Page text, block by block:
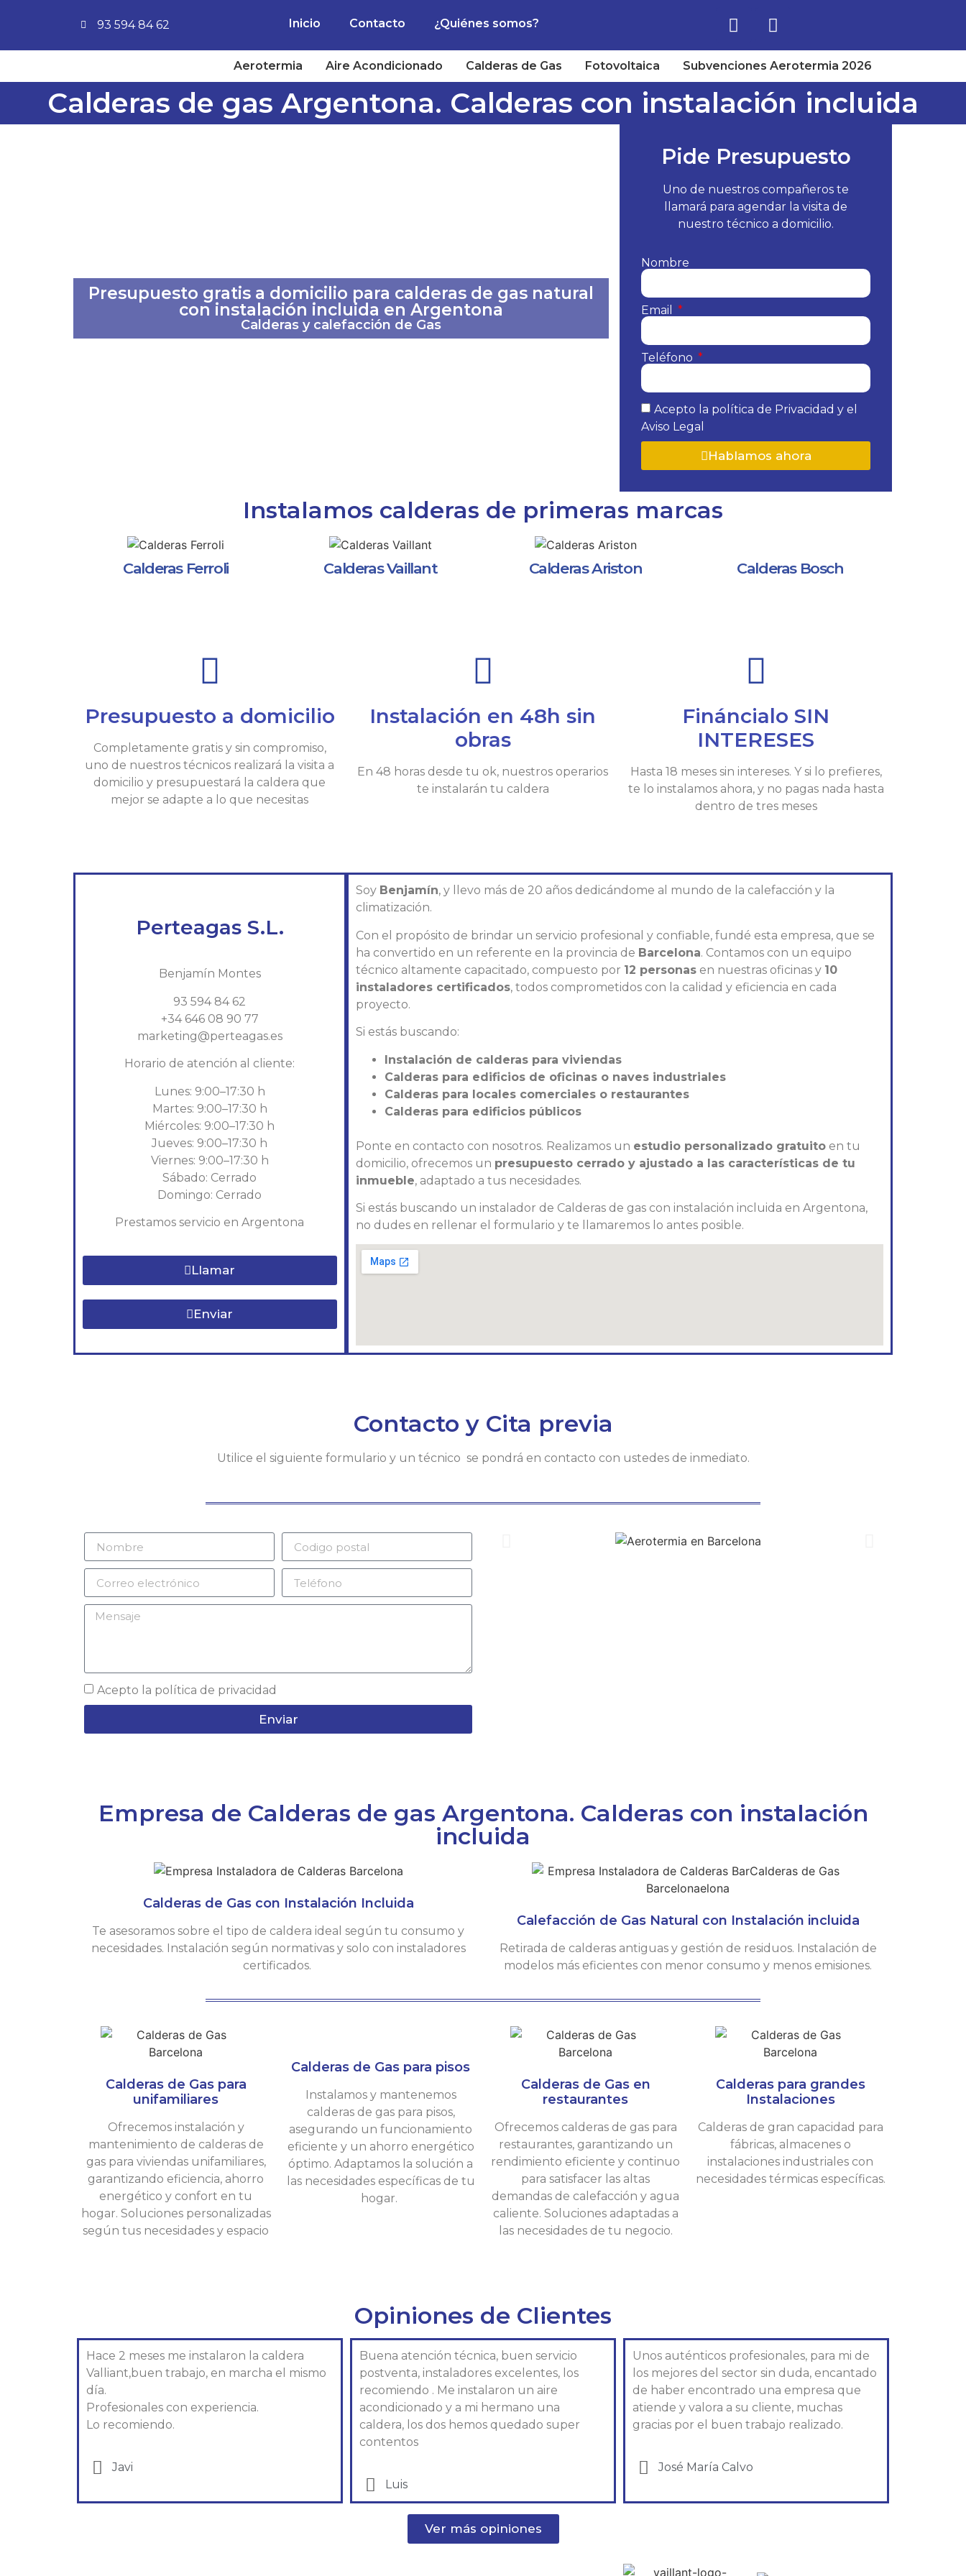
93 594 84 62 Inicio Contacto ¿Quiénes somos?
Aerotermia Aire Acondicionado Calderas de Gas Fotovoltaica Subvenciones Aerotermia 2026
Calderas de gas Argentona. Calderas con instalación incluida
Presupuesto gratis a domicilio para calderas de gas natural
con instalación incluida en Argentona
Calderas y calefacción de Gas
Pide Presupuesto
Uno de nuestros compañeros te
llamará para agendar la visita de
nuestro técnico a domicilio.
Nombre
Email
Teléfono
Acepto la política de Privacidad y el
Aviso Legal
Hablamos ahora
Instalamos calderas de primeras marcas
Calderas Ferroli Calderas Vaillant Calderas Ariston Calderas Bosch
Presupuesto a domicilio
Completamente gratis y sin compromiso,
uno de nuestros técnicos realizará la visita a
domicilio y presupuestará la caldera que
mejor se adapte a lo que necesitas
Instalación en 48h sin
obras
En 48 horas desde tu ok, nuestros operarios
te instalarán tu caldera
Fináncialo SIN
INTERESES
Hasta 18 meses sin intereses. Y si lo prefieres,
te lo instalamos ahora, y no pagas nada hasta
dentro de tres meses
Perteagas S.L.
Benjamín Montes
93 594 84 62
+34 646 08 90 77
marketing@perteagas.es
Horario de atención al cliente:
Lunes: 9:00–17:30 h
Martes: 9:00–17:30 h
Miércoles: 9:00–17:30 h
Jueves: 9:00–17:30 h
Viernes: 9:00–17:30 h
Sábado: Cerrado
Domingo: Cerrado
Prestamos servicio en Argentona
Llamar
Enviar
Soy Benjamín, y llevo más de 20 años dedicándome al mundo de la calefacción y la
climatización.
Con el propósito de brindar un servicio profesional y confiable, fundé esta empresa, que se
ha convertido en un referente en la provincia de Barcelona. Contamos con un equipo
técnico altamente capacitado, compuesto por 12 personasen nuestras oficinas y 10
instaladores certificados, todos comprometidos con la calidad y eficiencia en cada
proyecto.
Si estás buscando:
Instalación de calderas para viviendas
Calderas para edificios de oficinas o naves industriales
Calderas para locales comerciales o restaurantes
Calderas para edificios públicos
Ponte en contacto con nosotros. Realizamos un estudio personalizado gratuitoen tu
domicilio, ofrecemos un presupuesto cerrado y ajustado a las características de tu
inmueble, adaptado a tus necesidades.
Si estás buscando un instalador de Calderas de gas con instalación incluida en Argentona,
no dudes en rellenar el formulario y te llamaremos lo antes posible.
Contacto y Cita previa
Utilice el siguiente formulario y un técnico se pondrá en contacto con ustedes de inmediato.
Acepto la política de privacidad
Enviar
Empresa de Calderas de gas Argentona. Calderas con instalación
incluida
Calderas de Gas con Instalación Incluida
Te asesoramos sobre el tipo de caldera ideal según tu consumo y
necesidades. Instalación según normativas y solo con instaladores
certificados.
Calefacción de Gas Natural con Instalación incluida
Retirada de calderas antiguas y gestión de residuos. Instalación de
modelos más eficientes con menor consumo y menos emisiones.
Calderas de Gas para
unifamiliares
Ofrecemos instalación y
mantenimiento de calderas de
gas para viviendas unifamiliares,
garantizando eficiencia, ahorro
energético y confort en tu
hogar. Soluciones personalizadas
según tus necesidades y espacio
Calderas de Gas para pisos
Instalamos y mantenemos
calderas de gas para pisos,
asegurando un funcionamiento
eficiente y un ahorro energético
óptimo. Adaptamos la solución a
las necesidades específicas de tu
hogar.
Calderas de Gas en
restaurantes
Ofrecemos calderas de gas para
restaurantes, garantizando un
rendimiento eficiente y continuo
para satisfacer las altas
demandas de calefacción y agua
caliente. Soluciones adaptadas a
las necesidades de tu negocio.
Calderas para grandes
Instalaciones
Calderas de gran capacidad para
fábricas, almacenes o
instalaciones industriales con
necesidades térmicas específicas.
Opiniones de Clientes
Hace 2 meses me instalaron la caldera
Valliant,buen trabajo, en marcha el mismo
día.
Profesionales con experiencia.
Lo recomiendo.
Javi
Buena atención técnica, buen servicio
postventa, instaladores excelentes, los
recomiendo . Me instalaron un aire
acondicionado y a mi hermano una
caldera, los dos hemos quedado super
contentos
Luis
Unos auténticos profesionales, para mi de
los mejores del sector sin duda, encantado
de haber encontrado una empresa que
atiende y valora a su cliente, muchas
gracias por el buen trabajo realizado.
José María Calvo
Ver más opiniones